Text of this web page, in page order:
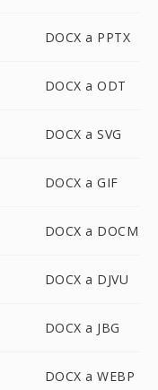
DOCX a PPTX
DOCX a ODT
DOCX a SVG
DOCX a GIF
DOCX a DOCM
DOCX a DJVU
DOCX a JBG
DOCX a WEBP